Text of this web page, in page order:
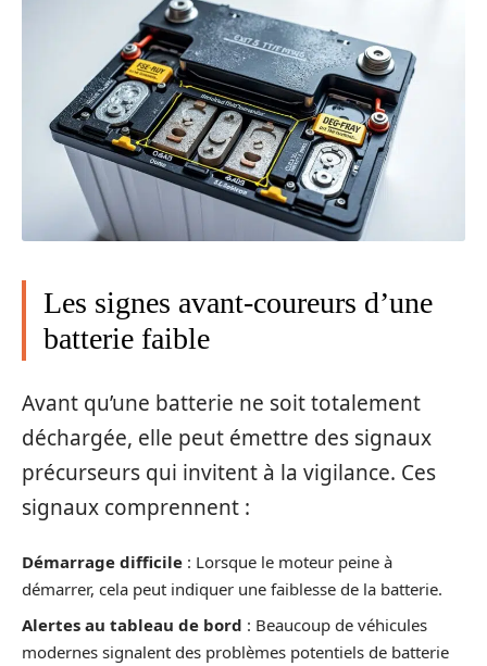
Les signes avant-coureurs d’une
batterie faible
Avant qu’une batterie ne soit totalement
déchargée, elle peut émettre des signaux
précurseurs qui invitent à la vigilance. Ces
signaux comprennent :
Démarrage difficile : Lorsque le moteur peine à
démarrer, cela peut indiquer une faiblesse de la batterie.
Alertes au tableau de bord : Beaucoup de véhicules
modernes signalent des problèmes potentiels de batterie